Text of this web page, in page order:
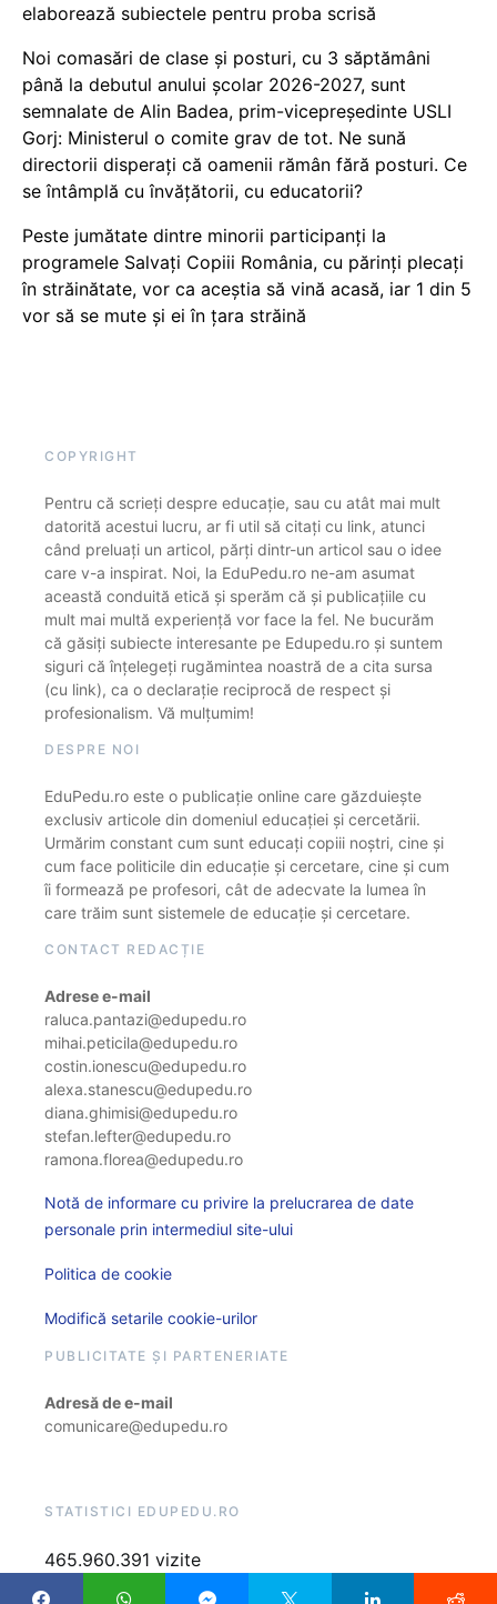
elaborează subiectele pentru proba scrisă
Noi comasări de clase și posturi, cu 3 săptămâni
până la debutul anului școlar 2026-2027, sunt
semnalate de Alin Badea, prim-vicepreședinte USLI
Gorj: Ministerul o comite grav de tot. Ne sună
directorii disperați că oamenii rămân fără posturi. Ce
se întâmplă cu învățătorii, cu educatorii?
Peste jumătate dintre minorii participanți la
programele Salvați Copiii România, cu părinți plecați
în străinătate, vor ca aceștia să vină acasă, iar 1 din 5
vor să se mute și ei în țara străină
COPYRIGHT
Pentru că scrieți despre educație, sau cu atât mai mult
datorită acestui lucru, ar fi util să citați cu link, atunci
când preluați un articol, părți dintr-un articol sau o idee
care v-a inspirat. Noi, la EduPedu.ro ne-am asumat
această conduită etică și sperăm că și publicațiile cu
mult mai multă experiență vor face la fel. Ne bucurăm
că găsiți subiecte interesante pe Edupedu.ro și suntem
siguri că înțelegeți rugămintea noastră de a cita sursa
(cu link), ca o declarație reciprocă de respect și
profesionalism. Vă mulțumim!
DESPRE NOI
EduPedu.ro este o publicație online care găzduiește
exclusiv articole din domeniul educației și cercetării.
Urmărim constant cum sunt educați copiii noștri, cine și
cum face politicile din educație și cercetare, cine și cum
îi formează pe profesori, cât de adecvate la lumea în
care trăim sunt sistemele de educație și cercetare.
CONTACT REDACȚIE
Adrese e-mail
raluca.pantazi@edupedu.ro
mihai.peticila@edupedu.ro
costin.ionescu@edupedu.ro
alexa.stanescu@edupedu.ro
diana.ghimisi@edupedu.ro
stefan.lefter@edupedu.ro
ramona.florea@edupedu.ro
Notă de informare cu privire la prelucrarea de date
personale prin intermediul site-ului
Politica de cookie
Modifică setarile cookie-urilor
PUBLICITATE ȘI PARTENERIATE
Adresă de e-mail
comunicare@edupedu.ro
STATISTICI EDUPEDU.RO
465.960.391 vizite